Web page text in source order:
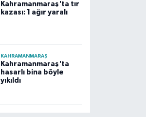
Kahramanmaraş'ta tır
kazası: 1 ağır yaralı
KAHRAMANMARAŞ
Kahramanmaraş'ta
hasarlı bina böyle
yıkıldı